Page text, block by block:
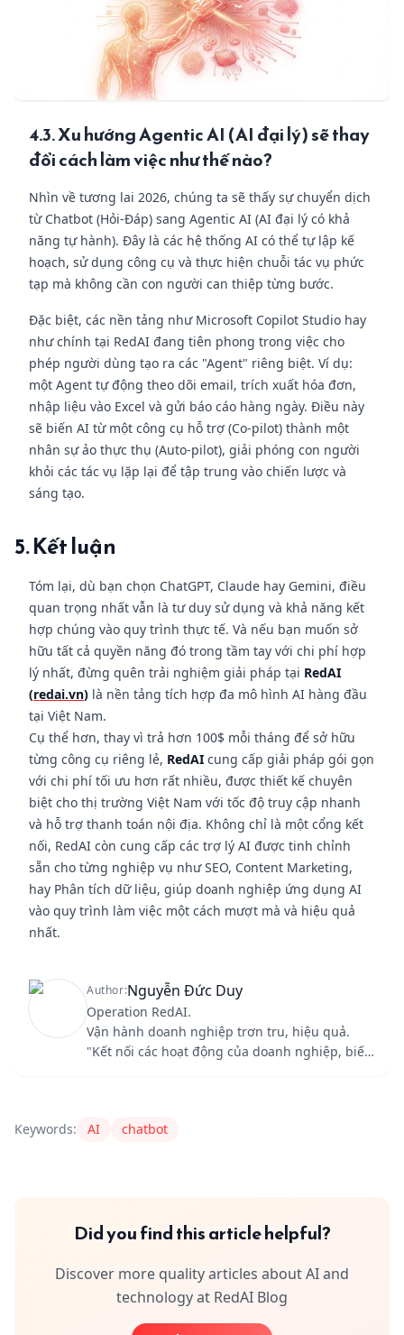
4.3. Xu hướng Agentic AI (AI đại lý) sẽ thay
đổi cách làm việc như thế nào?
Nhìn về tương lai 2026, chúng ta sẽ thấy sự chuyển dịch
từ Chatbot (Hỏi-Đáp) sang Agentic AI (AI đại lý có khả
năng tự hành). Đây là các hệ thống AI có thể tự lập kế
hoạch, sử dụng công cụ và thực hiện chuỗi tác vụ phức
tạp mà không cần con người can thiệp từng bước.
Đặc biệt, các nền tảng như Microsoft Copilot Studio hay
như chính tại RedAI đang tiên phong trong việc cho
phép người dùng tạo ra các "Agent" riêng biệt. Ví dụ:
một Agent tự động theo dõi email, trích xuất hóa đơn,
nhập liệu vào Excel và gửi báo cáo hàng ngày. Điều này
sẽ biến AI từ một công cụ hỗ trợ (Co-pilot) thành một
nhân sự ảo thực thụ (Auto-pilot), giải phóng con người
khỏi các tác vụ lặp lại để tập trung vào chiến lược và
sáng tạo.
5. Kết luận
Tóm lại, dù bạn chọn ChatGPT, Claude hay Gemini, điều
quan trọng nhất vẫn là tư duy sử dụng và khả năng kết
hợp chúng vào quy trình thực tế. Và nếu bạn muốn sở
hữu tất cả quyền năng đó trong tầm tay với chi phí hợp
lý nhất, đừng quên trải nghiệm giải pháp tại RedAI
(redai.vn) là nền tảng tích hợp đa mô hình AI hàng đầu
tại Việt Nam.
Cụ thể hơn, thay vì trả hơn 100$ mỗi tháng để sở hữu
từng công cụ riêng lẻ, RedAI cung cấp giải pháp gói gọn
với chi phí tối ưu hơn rất nhiều, được thiết kế chuyên
biệt cho thị trường Việt Nam với tốc độ truy cập nhanh
và hỗ trợ thanh toán nội địa. Không chỉ là một cổng kết
nối, RedAI còn cung cấp các trợ lý AI được tinh chỉnh
sẵn cho từng nghiệp vụ như SEO, Content Marketing,
hay Phân tích dữ liệu, giúp doanh nghiệp ứng dụng AI
vào quy trình làm việc một cách mượt mà và hiệu quả
nhất.
Author:Nguyễn Đức Duy
Operation RedAI.
Vận hành doanh nghiệp trơn tru, hiệu quả.
"Kết nối các hoạt động của doanh nghiệp, biến
Keywords: AI chatbot
Did you find this article helpful?
Discover more quality articles about AI and
technology at RedAI Blog